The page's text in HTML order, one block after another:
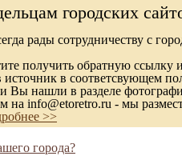
городских
рады сотрудничеству с
получить обратную ссылку
источник в соответсвующем
Вы нашли в разделе
на info@etoretro.ru - мы
>>
города?